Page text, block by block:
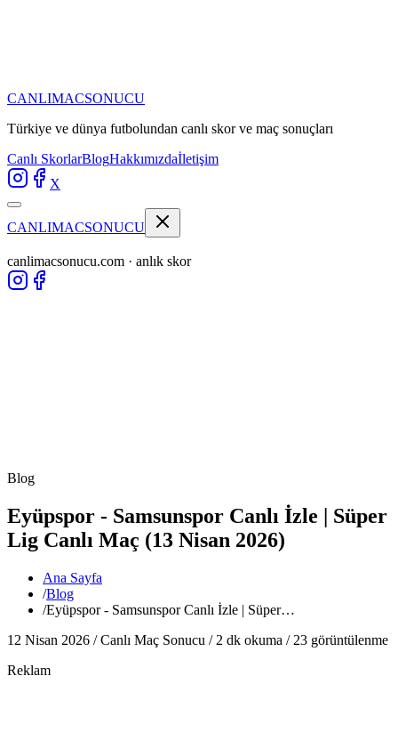
CANLIMACSONUCU
Türkiye ve dünya futbolundan canlı skor ve maç sonuçları
Canlı SkorlarBlogHakkımızdaİletişim
X
CANLIMACSONUCU
canlimacsonucu.com · anlık skor
Blog
Eyüpspor - Samsunspor Canlı İzle | Süper
Lig Canlı Maç (13 Nisan 2026)
Ana Sayfa
/Blog
/Eyüpspor - Samsunspor Canlı İzle | Süper…
12 Nisan 2026 /Canlı Maç Sonucu / 2 dk okuma / 23 görüntülenme
Reklam